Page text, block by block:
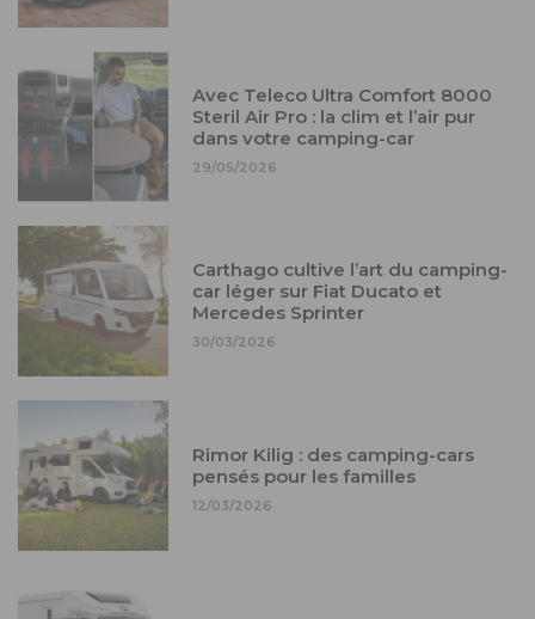
Avec Teleco Ultra Comfort 8000
Steril Air Pro : la clim et l’air pur
dans votre camping-car
29/05/2026
Carthago cultive l’art du camping-
car léger sur Fiat Ducato et
Mercedes Sprinter
30/03/2026
Rimor Kilig : des camping-cars
pensés pour les familles
12/03/2026